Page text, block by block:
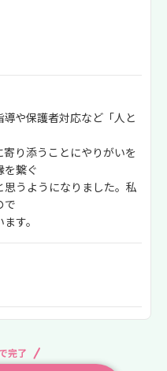
や保護者対応など「人と
り添うことにやりがいを
を繋ぐ
うようになりました。私
で
す。
完了